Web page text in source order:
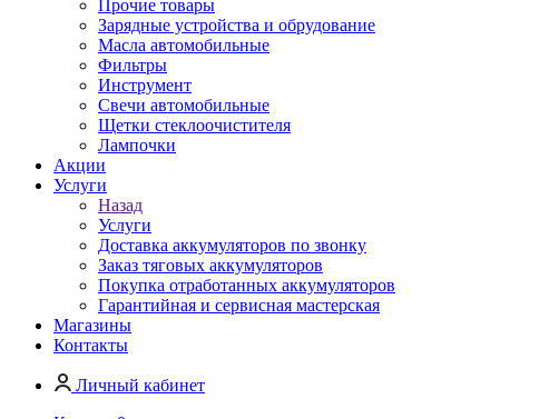
Прочие товары
Зарядные устройства и обрудование
Масла автомобильные
Фильтры
Инструмент
Свечи автомобильные
Щетки стеклоочистителя
Лампочки
Акции
Услуги
Назад
Услуги
Доставка аккумуляторов по звонку
Заказ тяговых аккумуляторов
Покупка отработанных аккумуляторов
Гарантийная и сервисная мастерская
Магазины
Контакты
Личный кабинет